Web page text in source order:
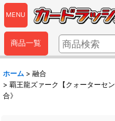
MENU
商品一覧
ホーム > 融合
> 覇王龍ズァーク【クォーターセ
合》